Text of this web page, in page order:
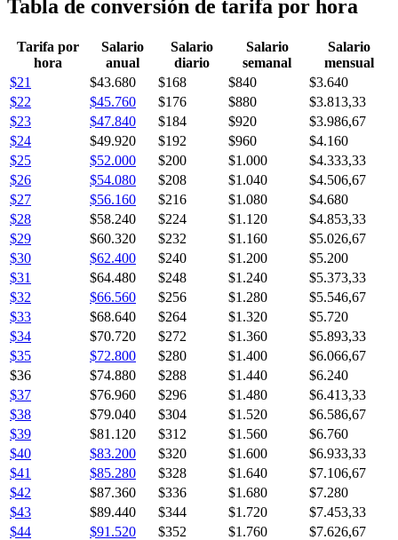
Tabla de conversión de tarifa por hora
Tarifa por
hora
Salario
anual
Salario
diario
Salario
semanal
Salario
mensual
$21
$43.680 $168 $840
$3.640
$22
$45.760 $176 $880
$3.813,33
$23
$47.840 $184 $920
$3.986,67
$24
$49.920 $192 $960
$4.160
$25
$52.000 $200 $1.000
$4.333,33
$26
$54.080 $208 $1.040
$4.506,67
$27
$56.160 $216 $1.080
$4.680
$28
$58.240 $224 $1.120
$4.853,33
$29
$60.320 $232 $1.160
$5.026,67
$30
$62.400 $240 $1.200
$5.200
$31
$64.480 $248 $1.240
$5.373,33
$32
$66.560 $256 $1.280
$5.546,67
$33
$68.640 $264 $1.320
$5.720
$34
$70.720 $272 $1.360
$5.893,33
$35
$72.800 $280 $1.400
$6.066,67
$36
$74.880 $288 $1.440
$6.240
$37
$76.960 $296 $1.480
$6.413,33
$38
$79.040 $304 $1.520
$6.586,67
$39
$81.120 $312 $1.560
$6.760
$40
$83.200 $320 $1.600
$6.933,33
$41
$85.280 $328 $1.640
$7.106,67
$42
$87.360 $336 $1.680
$7.280
$43
$89.440 $344 $1.720
$7.453,33
$44
$91.520 $352 $1.760
$7.626,67